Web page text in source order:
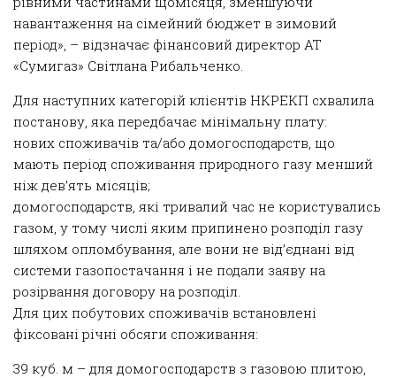
навантаження на сімейний бюджет в зимовий
період», – відзначає фінансовий директор АТ
«Сумигаз» Світлана Рибальченко.
Для наступних категорій клієнтів НКРЕКП схвалила
постанову, яка передбачає мінімальну плату:
нових споживачів та/або домогосподарств, що
мають період споживання природного газу менший
ніж дев’ять місяців;
домогосподарств, які тривалий час не користувались
газом, у тому числі яким припинено розподіл газу
шляхом опломбування, але вони не від’єднані від
системи газопостачання і не подали заяву на
розірвання договору на розподіл.
Для цих побутових споживачів встановлені
фіксовані річні обсяги споживання:
39 куб. м – для домогосподарств з газовою плитою,